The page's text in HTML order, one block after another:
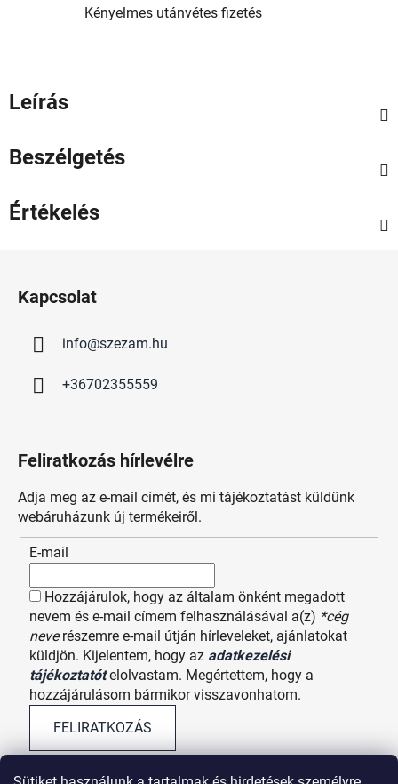
Kényelmes utánvétes fizetés
Leírás
Beszélgetés
Értékelés
Kapcsolat
info@szezam.hu
+36702355559
Feliratkozás hírlevélre
Adja meg az e-mail címét, és mi tájékoztatást küldünk
webáruházunk új termékeiről.
E-mail
Hozzájárulok, hogy az általam önként megadott
nevem és e-mail címem felhasználásával a(z) *cég
neverészemre e-mail útján hírleveleket, ajánlatokat
küldjön. Kijelentem, hogy az adatkezelési
tájékoztatót elolvastam. Megértettem, hogy a
hozzájárulásom bármikor visszavonhatom.
FELIRATKOZÁS